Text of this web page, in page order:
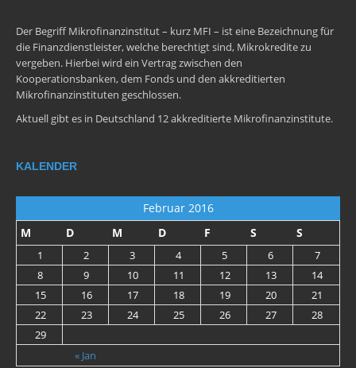
Der Begriff Mikrofinanzinstitut – kurz MFI – ist eine Bezeichnung für
die Finanzdienstleister, welche berechtigt sind, Mikrokredite zu
vergeben. Hierbei wird ein Vertrag zwischen den
Kooperationsbanken, dem Fonds und den akkreditierten
Mikrofinanzinstituten geschlossen.
Aktuell gibt es in Deutschland 12 akkreditierte Mikrofinanzinstitute.
KALENDER
Februar 2016
M
D M D F S S
« Jan
1 2 3 4 5 6
7
8
9 10 11 12 13
14
15
16 17 18 19 20
21
22
23 24 25 26 27
28
29